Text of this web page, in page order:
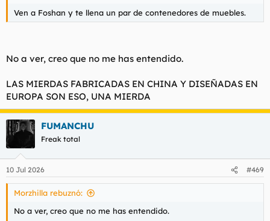
Ven a Foshan y te llena un par de contenedores de muebles.
No a ver, creo que no me has entendido.
LAS MIERDAS FABRICADAS EN CHINA Y DISEÑADAS EN
EUROPA SON ESO, UNA MIERDA
FUMANCHU
Freak total
10 Jul 2026 #469
Morzhilla rebuznó:
No a ver, creo que no me has entendido.